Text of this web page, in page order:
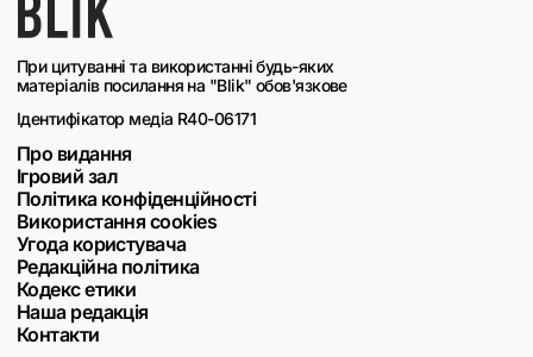
При цитуванні та використанні будь-яких
матеріалів посилання на "Blik" обов'язкове
Ідентифікатор медіа R40-06171
Про видання
Ігровий зал
Політика конфіденційності
Використання cookies
Угода користувача
Редакційна політика
Кодекс етики
Наша редакція
Контакти